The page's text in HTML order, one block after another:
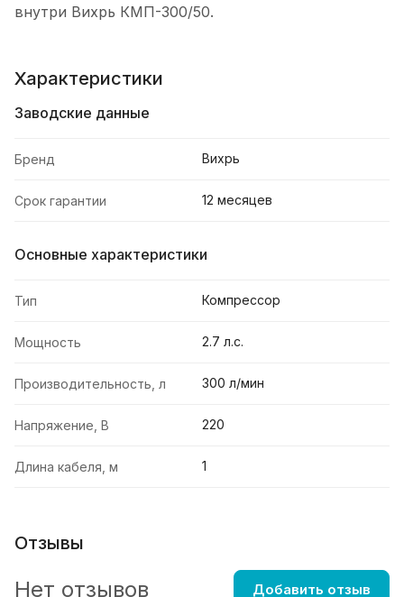
внутри Вихрь КМП-300/50.
Характеристики
Заводские данные
Бренд Вихрь
Срок гарантии 12 месяцев
Основные характеристики
Тип Компрессор
Мощность 2.7 л.с.
Производительность, л 300 л/мин
Напряжение, В 220
Длина кабеля, м 1
Отзывы
Нет отзывов Добавить отзыв